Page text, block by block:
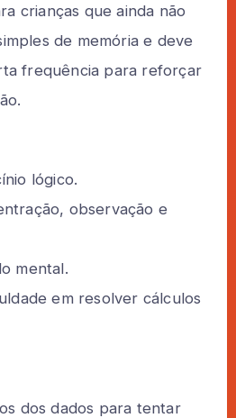
crianças que ainda não
de memória e deve
frequência para reforçar
lógico.
observação e
mental.
em resolver cálculos
dos dados para tentar